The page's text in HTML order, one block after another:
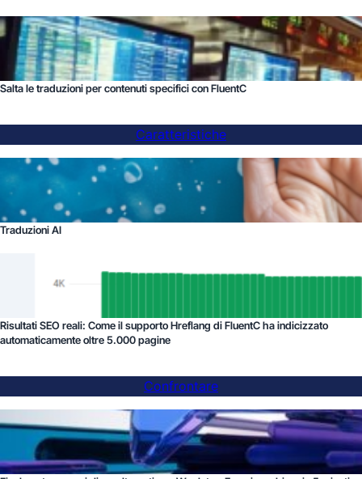
Salta le traduzioni per contenuti specifici con FluentC
Caratteristiche
Traduzioni AI
Risultati SEO reali: Come il supporto Hreflang di FluentC ha indicizzato
automaticamente oltre 5.000 pagine
Confrontare